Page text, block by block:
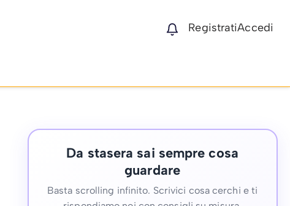
RegistratiAccedi
Da stasera sai sempre cosa
guardare
Basta scrolling infinito. Scrivici cosa cerchi e ti